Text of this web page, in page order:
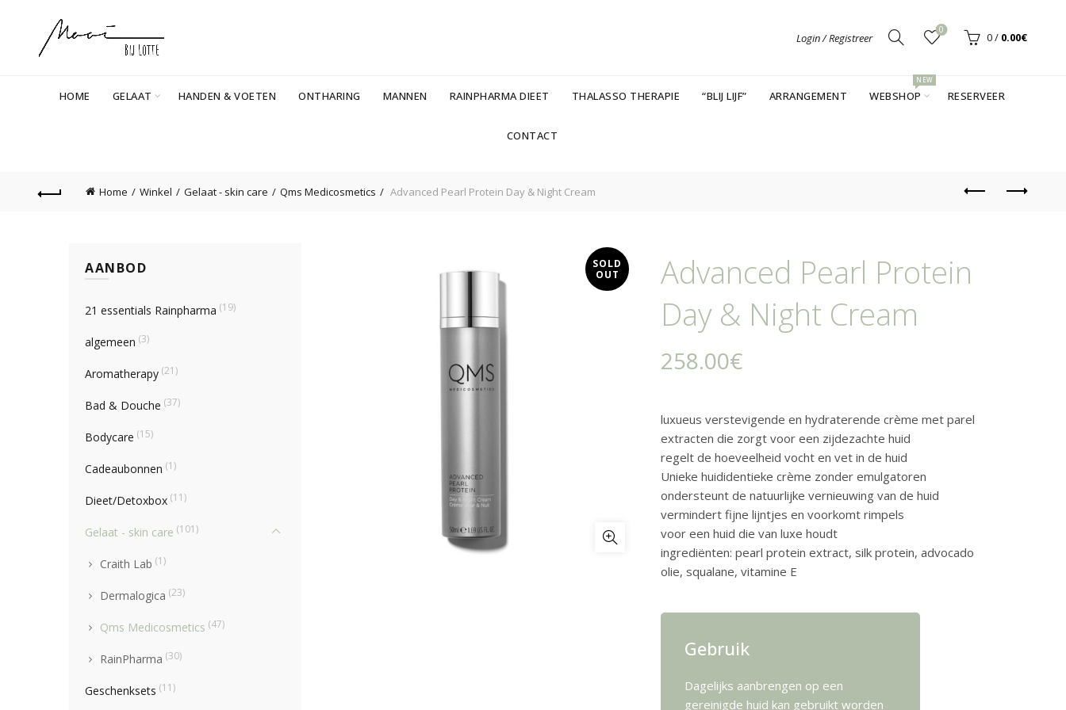
Login / Registreer
0
0/ 0.00€
HOME GELAAT HANDEN & VOETEN ONTHARING MANNEN RAINPHARMA DIEET THALASSO THERAPIE “BLIJ LIJF” ARRANGEMENT WEBSHOP
NEW
RESERVEER
CONTACT
Home Winkel Gelaat - skin care Qms Medicosmetics Advanced Pearl Protein Day & Night Cream
SOLD
OUT
Advanced Pearl Protein
Day & Night Cream
258.00€
luxueus verstevigende en hydraterende crème met parel
extracten die zorgt voor een zijdezachte huid
regelt de hoeveelheid vocht en vet in de huid
Unieke huididentieke crème zonder emulgatoren
ondersteunt de natuurlijke vernieuwing van de huid
vermindert fijne lijntjes en voorkomt rimpels
voor een huid die van luxe houdt
ingrediënten: pearl protein extract, silk protein, advocado
olie, squalane, vitamine E
Gebruik
Dagelijks aanbrengen op een
gereinigde huid kan gebruikt worden
AANBOD
21 essentials Rainpharma (19)
algemeen (3)
Aromatherapy (21)
Bad & Douche (37)
Bodycare (15)
Cadeaubonnen (1)
Dieet/Detoxbox (11)
Gelaat - skin care (101)
Craith Lab (1)
Dermalogica (23)
Qms Medicosmetics (47)
RainPharma (30)
Geschenksets (11)